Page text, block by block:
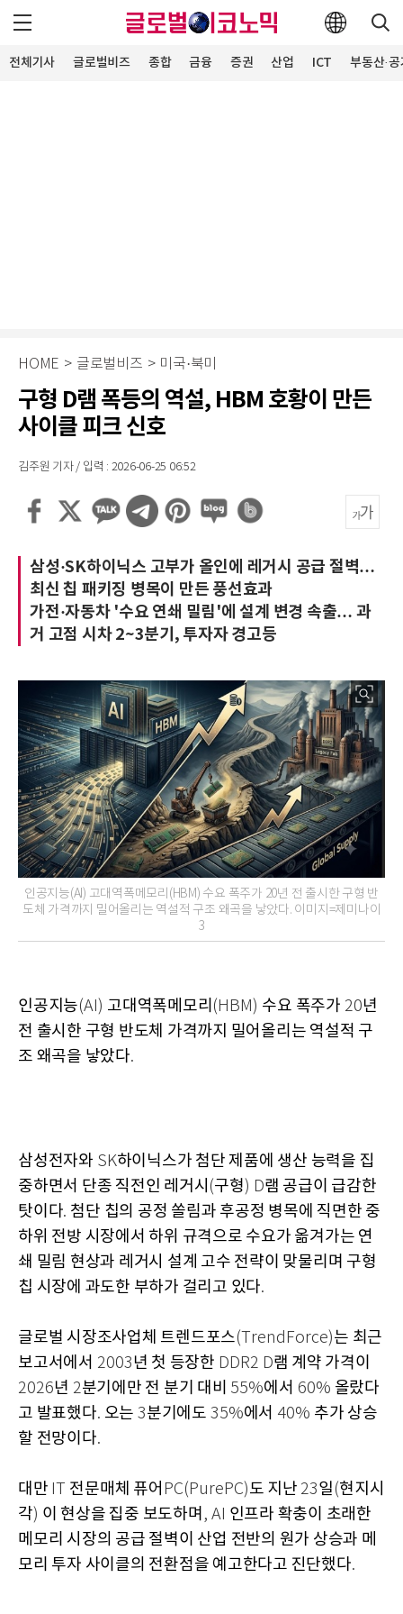
전체기사 글로벌비즈 종합 금융 증권 산업 ICT 부동산·
HOME > 글로벌비즈 > 미국·북미
구형 D램 폭등의 역설, HBM 호황이 만든
사이클 피크 신호
김주원 기자 / 입력 : 2026-06-25 06:52
삼성·SK하이닉스 고부가 올인에 레거시 공급 절벽…
최신 칩 패키징 병목이 만든 풍선효과
가전·자동차 '수요 연쇄 밀림'에 설계 변경 속출… 과
거 고점 시차 2~3분기, 투자자 경고등
인공지능(AI) 고대역폭메모리(HBM) 수요 폭주가 20년 전 출시한 구형 반
도체 가격까지 밀어올리는 역설적 구조 왜곡을 낳았다. 이미지=제미나이
3
인공지능(AI) 고대역폭메모리 (HBM) 수요 폭주가 20년
전 출시한 구형 반도체 가격까지 밀어올리는 역설적 구
조 왜곡을 낳았다.
삼성전자와 SK하이닉스가 첨단 제품에 생산 능력을 집
중하면서 단종 직전인 레거시 (구형) D램 공급이 급감한
탓이다. 첨단 칩의 공정 쏠림과 후공정 병목에 직면한 중
하위 전방 시장에서 하위 규격으로 수요가 옮겨가는 연
쇄 밀림 현상과 레거시 설계 고수 전략이 맞물리며 구형
칩 시장에 과도한 부하가 걸리고 있다.
글로벌 시장조사업체 트렌드포스(TrendForce)는 최근
보고서에서 2003년 첫 등장한 DDR2 D램 계약 가격이
2026년 2분기에만 전 분기 대비 55%에서 60% 올랐다
고 발표했다. 오는 3분기에도 35%에서 40% 추가 상승
할 전망이다.
대만 IT 전문매체 퓨어 PC(PurePC)도 지난 23일 (현지시
각) 이 현상을 집중 보도하며 , AI 인프라 확충이 초래한
메모리 시장의 공급 절벽이 산업 전반의 원가 상승과 메
모리 투자 사이클의 전환점을 예고한다고 진단했다.